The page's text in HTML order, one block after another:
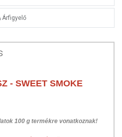
Árfigyelő
- SWEET SMOKE
100 g termékre vonatkoznak!